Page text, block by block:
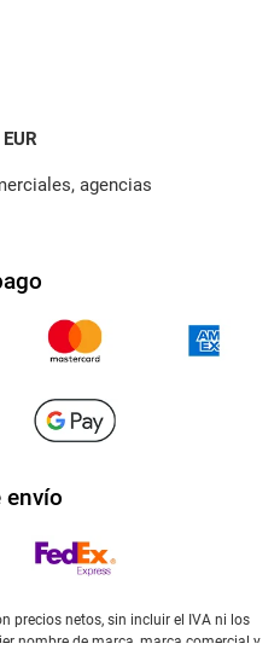
agencias
envío
precios netos, sin incluir el IVA ni los
nombre de marca, marca comercial y